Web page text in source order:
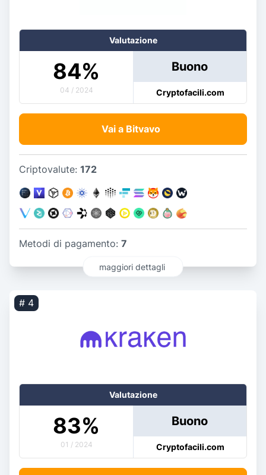
Valutazione
84%
04 / 2024
Buono
Cryptofacili.com
Vai a Bitvavo
Criptovalute: 172
Metodi di pagamento: 7
maggiori dettagli
# 4
Valutazione
83%
01 / 2024
Buono
Cryptofacili.com